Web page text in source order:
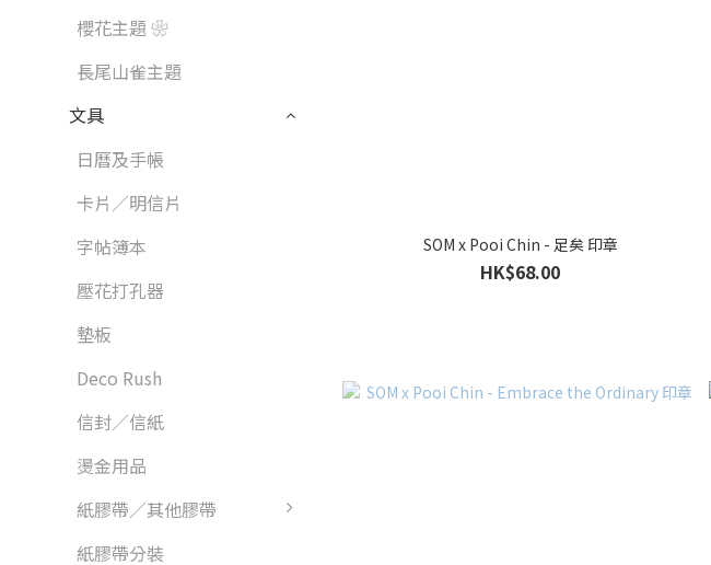
櫻花主題 ❀
長尾山雀主題
文具
日曆及手帳
卡片／明信片
字帖簿本
壓花打孔器
墊板
Deco Rush
信封／信紙
燙金用品
紙膠帶／其他膠帶
紙膠帶分裝
SOM x Pooi Chin - 足矣 印章
HK$68.00